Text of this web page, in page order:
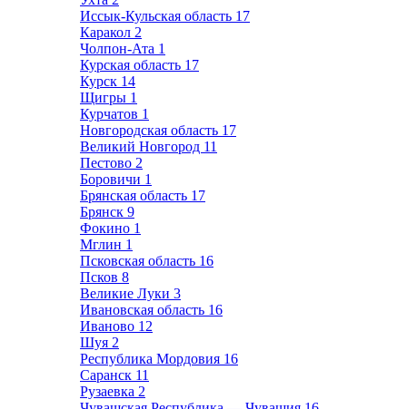
Иссык-Кульская область 17
Каракол 2
Чолпон-Ата 1
Курская область 17
Курск 14
Щигры 1
Курчатов 1
Новгородская область 17
Великий Новгород 11
Пестово 2
Боровичи 1
Брянская область 17
Брянск 9
Фокино 1
Мглин 1
Псковская область 16
Псков 8
Великие Луки 3
Ивановская область 16
Иваново 12
Шуя 2
Республика Мордовия 16
Саранск 11
Рузаевка 2